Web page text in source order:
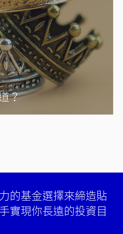
？
的基金選擇來締造貼
實現你長遠的投資目